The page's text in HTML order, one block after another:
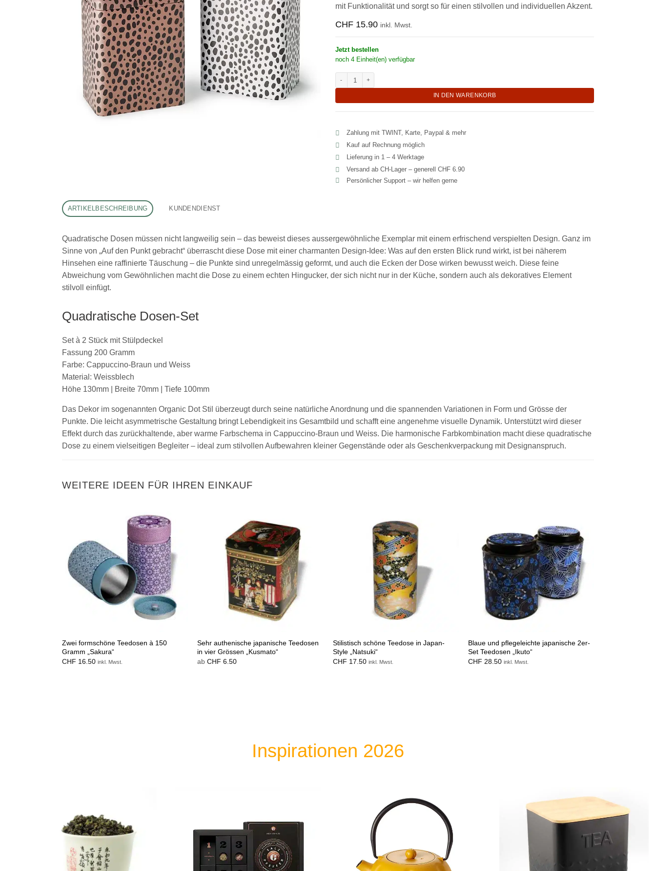
mit Funktionalität und sorgt so für einen stilvollen und individuellen Akzent.
CHF 15.90 inkl. Mwst.
Jetzt bestellen
noch 4 Einheit(en) verfügbar
IN DEN WARENKORB
Zahlung mit TWINT, Karte, Paypal & mehr
Kauf auf Rechnung möglich
Lieferung in 1 – 4 Werktage
Versand ab CH‑Lager – generell CHF 6.90
Persönlicher Support – wir helfen gerne
ARTIKELBESCHREIBUNG KUNDENDIENST
Quadratische Dosen müssen nicht langweilig sein – das beweist dieses aussergewöhnliche Exemplar mit einem erfrischend verspielten Design. Ganz im
Sinne von „Auf den Punkt gebracht“ überrascht diese Dose mit einer charmanten Design-Idee: Was auf den ersten Blick rund wirkt, ist bei näherem
Hinsehen eine raffinierte Täuschung – die Punkte sind unregelmässig geformt, und auch die Ecken der Dose wirken bewusst weich. Diese feine
Abweichung vom Gewöhnlichen macht die Dose zu einem echten Hingucker, der sich nicht nur in der Küche, sondern auch als dekoratives Element
stilvoll einfügt.
Quadratische Dosen-Set
Set à 2 Stück mit Stülpdeckel
Fassung 200 Gramm
Farbe: Cappuccino-Braun und Weiss
Material: Weissblech
Höhe 130mm | Breite 70mm | Tiefe 100mm
Das Dekor im sogenannten Organic Dot Stil überzeugt durch seine natürliche Anordnung und die spannenden Variationen in Form und Grösse der
Punkte. Die leicht asymmetrische Gestaltung bringt Lebendigkeit ins Gesamtbild und schafft eine angenehme visuelle Dynamik. Unterstützt wird dieser
Effekt durch das zurückhaltende, aber warme Farbschema in Cappuccino-Braun und Weiss. Die harmonische Farbkombination macht diese quadratische
Dose zu einem vielseitigen Begleiter – ideal zum stilvollen Aufbewahren kleiner Gegenstände oder als Geschenkverpackung mit Designanspruch.
WEITERE IDEEN FÜR IHREN EINKAUF
Zwei formschöne Teedosen à 150
Gramm „Sakura“
CHF 16.50 inkl. Mwst.
Sehr authenische japanische Teedosen
in vier Grössen „Kusmato“
abCHF 6.50
Stilistisch schöne Teedose in Japan-
Style „Natsuki“
CHF 17.50 inkl. Mwst.
Blaue und pflegeleichte japanische 2er-
Set Teedosen „Ikuto“
CHF 28.50 inkl. Mwst.
Inspirationen 2026